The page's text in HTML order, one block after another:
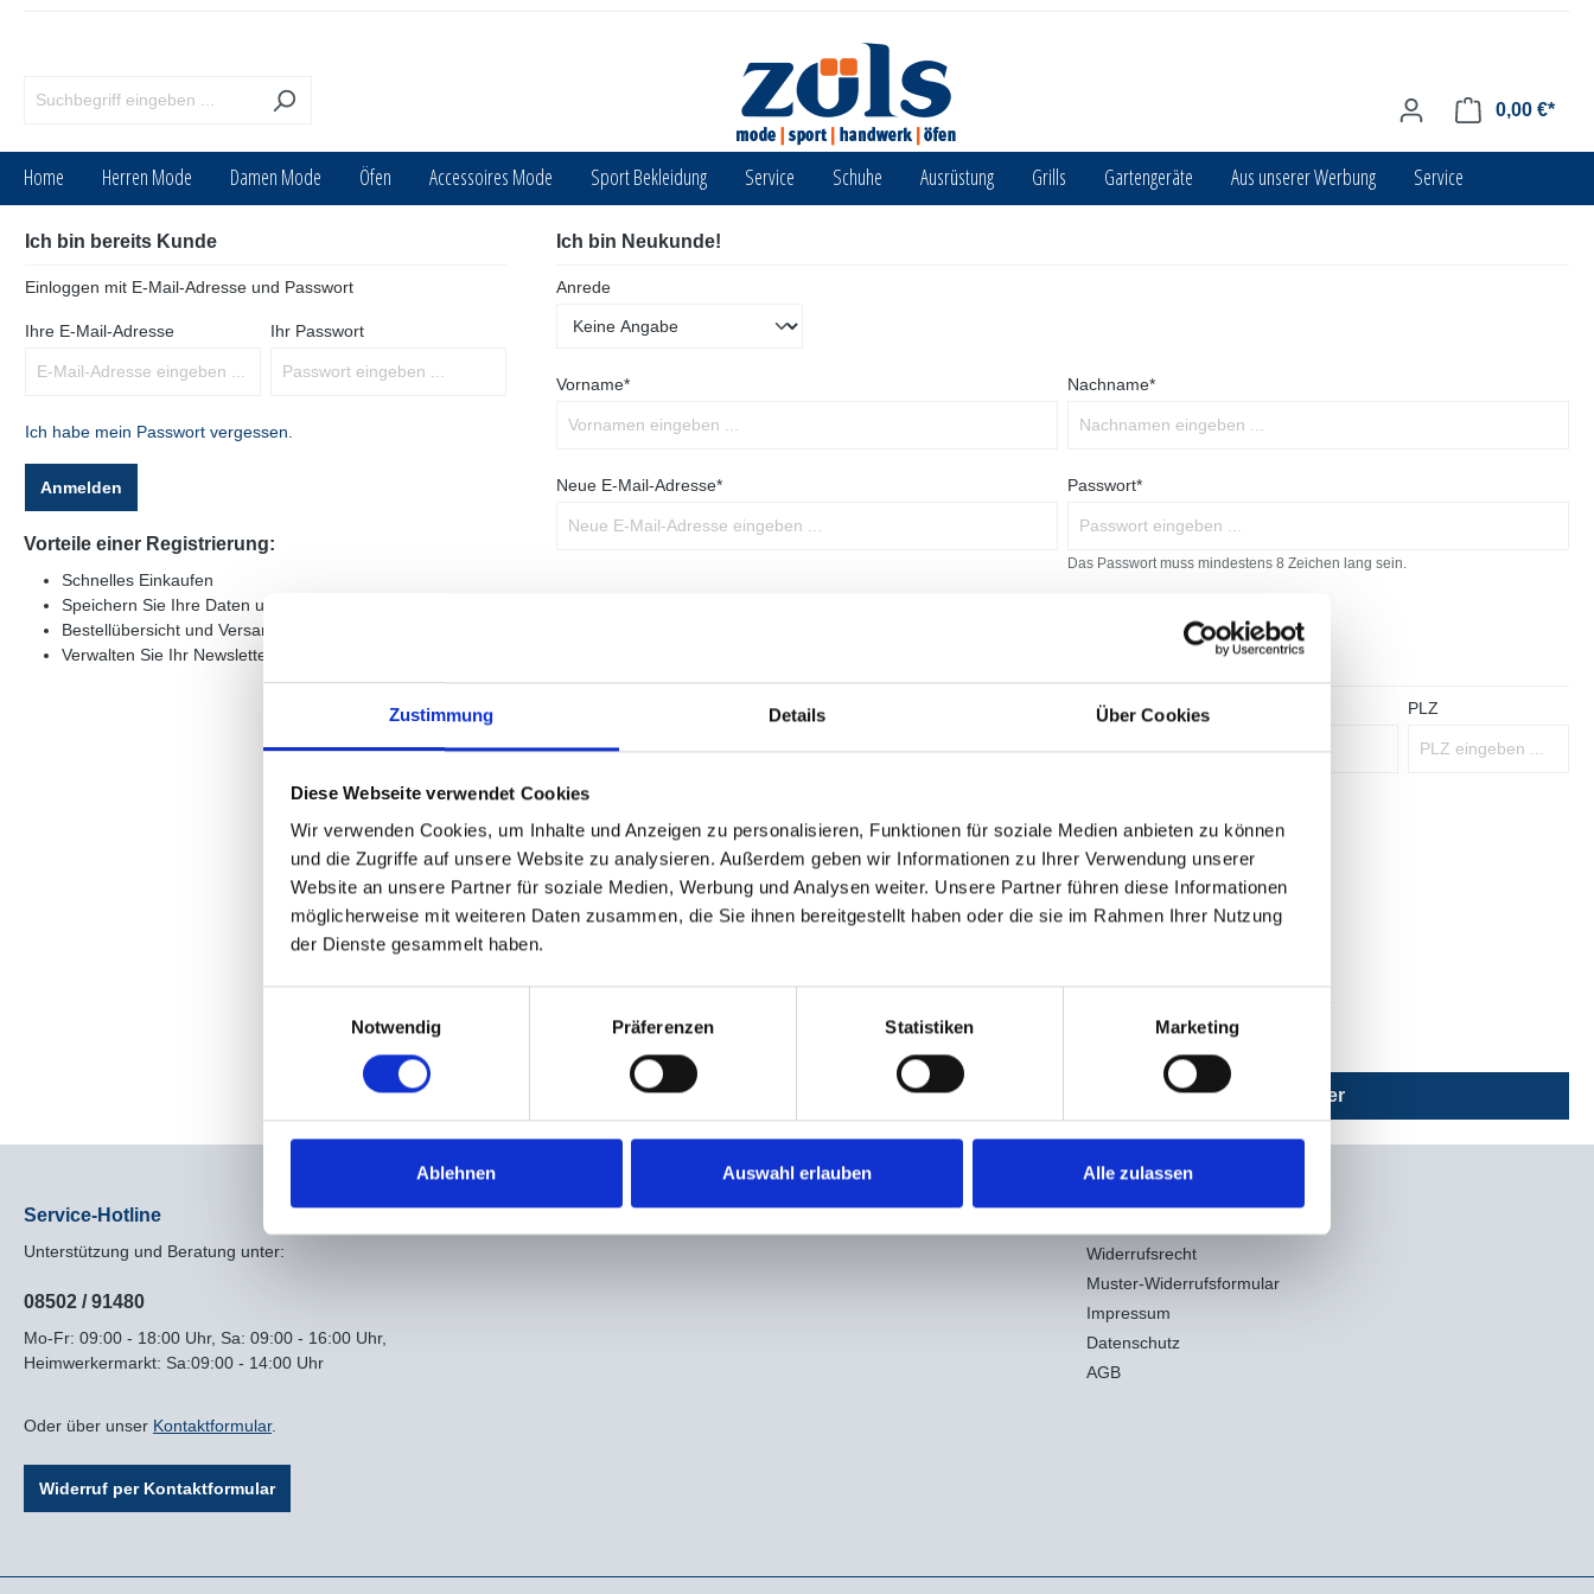
Zustimmung Details Über Cookies
Diese Webseite verwendet Cookies
Wir verwenden Cookies, um Inhalte und Anzeigen zu personalisieren, Funktionen für soziale Medien anbieten zu können
und die Zugriffe auf unsere Website zu analysieren. Außerdem geben wir Informationen zu Ihrer Verwendung unserer
Website an unsere Partner für soziale Medien, Werbung und Analysen weiter. Unsere Partner führen diese Informationen
möglicherweise mit weiteren Daten zusammen, die Sie ihnen bereitgestellt haben oder die sie im Rahmen Ihrer Nutzung
der Dienste gesammelt haben.
Notwendig
Präferenzen Statistiken Marketing
Ablehnen Auswahl erlauben Alle zulassen
0,00 €*
Home Herren Mode Damen Mode Öfen Accessoires Mode Sport Bekleidung Service Schuhe Ausrüstung Grills Gartengeräte Aus unserer Werbung Service
Ich bin bereits Kunde
Einloggen mit E-Mail-Adresse und Passwort
Ihre E-Mail-Adresse Ihr Passwort
Ich habe mein Passwort vergessen.
Anmelden
Vorteile einer Registrierung:
Schnelles Einkaufen
Speichern Sie Ihre Daten und Einstellungen.
Bestellübersicht und Versandinformationen
Verwalten Sie Ihr Newsletter-Abonnement
Ich bin Neukunde!
Anrede
Vorname* Nachname*
Neue E-Mail-Adresse* Passwort*
Das Passwort muss mindestens 8 Zeichen lang sein.
PLZ
Lieferadresse weicht von Rechnungsadresse ab.
gelesen und bin mit ihnen einverstanden.
Die mit einem Stern (*) markierten Felder sind Pflichtfelder.
Weiter
Service-Hotline
Unterstützung und Beratung unter:
08502 / 91480
Mo-Fr: 09:00 - 18:00 Uhr, Sa: 09:00 - 16:00 Uhr,
Heimwerkermarkt: Sa:09:00 - 14:00 Uhr
Oder über unser Kontaktformular.
Widerruf per Kontaktformular
Kontakt Informationen
Widerrufsrecht
Muster-Widerrufsformular
Impressum
Datenschutz
AGB